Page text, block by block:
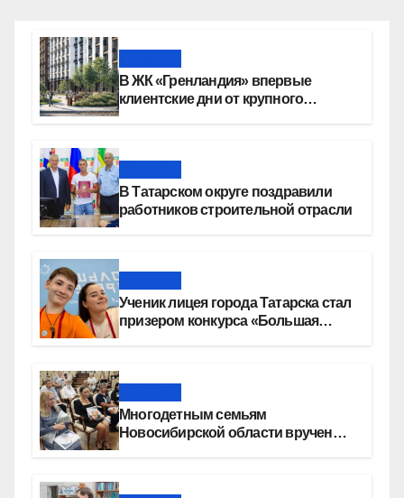
В ЖК «Гренландия» впервые
клиентские дни от крупного
В Татарском округе поздравили
работников строительной отрасли
Ученик лицея города Татарска стал
призером конкурса «Большая
Многодетным семьям
Новосибирской области вручены